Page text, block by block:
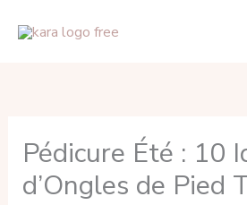
Pédicure Été : 10
d’Ongles de Pied